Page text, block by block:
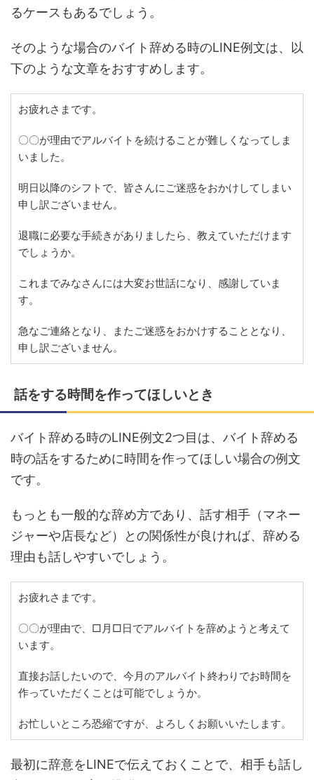
るケースもあるでしょう。
そのような場合のバイト辞める時のLINE例文は、以
下のような文章をおすすめします。
お疲れさまです。
〇〇が理由でアルバイトを続けることが難しくなってしま
いました。
明日以降のシフトで、皆さんにご迷惑をおかけしてしまい
申し訳ございません。
退職に必要な手続きがありましたら、教えていただけます
でしょうか。
これまでみなさんには大変お世話になり、感謝していま
す。
急なご連絡となり、またご迷惑をおかけすることとなり、
申し訳ございません。
話をする時間を作ってほしいとき
バイト辞める時のLINE例文2つ目は、バイト辞める
時の話をするために時間を作ってほしい場合の例文
です。
もっとも一般的な辞め方であり、話す相手（マネー
ジャーや店長など）との関係性が良ければ、辞める
理由も話しやすいでしょう。
お疲れさまです。
〇〇が理由で、□月□日でアルバイトを辞めようと考えて
います。
直接お話したいので、今月のアルバイト終わりでお時間を
作っていただくことは可能でしょうか。
お忙しいところ恐縮ですが、よろしくお願いいたします。
最初に辞意をLINEで伝えておくことで、相手も話し